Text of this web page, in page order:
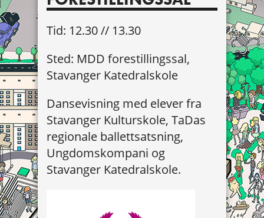
Tid: 12.30 // 13.30
Sted: MDD forestillingssal,
Stavanger Katedralskole
Dansevisning med elever fra
Stavanger Kulturskole, TaDas
regionale ballettsatsning,
Ungdomskompani og
Stavanger Katedralskole.